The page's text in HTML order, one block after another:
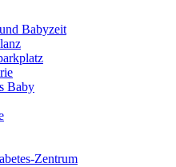
Babyzeit
Baby
Zentrum